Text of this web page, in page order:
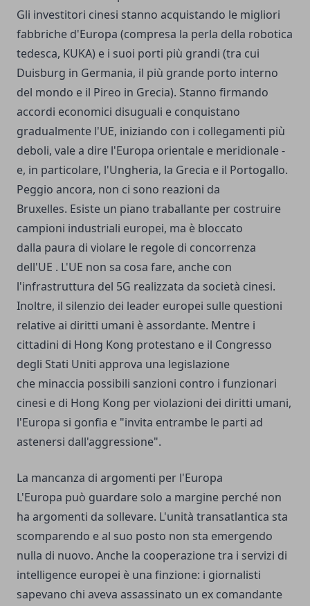
Gli investitori cinesi stanno acquistando le migliori
fabbriche d'Europa (compresa la perla della robotica
tedesca, KUKA) e i suoi porti più grandi (tra cui
Duisburg in Germania, il più grande porto interno
del mondo e il Pireo in Grecia). Stanno firmando
accordi economici disuguali e conquistano
gradualmente l'UE, iniziando con i collegamenti più
deboli, vale a dire l'Europa orientale e meridionale -
e, in particolare, l'Ungheria, la Grecia e il Portogallo.
Peggio ancora, non ci sono reazioni da
Bruxelles. Esiste un piano traballante per costruire
campioni industriali europei, ma è bloccato
dalla paura di violare le regole di concorrenza
dell'UE . L'UE non sa cosa fare, anche con
l'infrastruttura del 5G realizzata da società cinesi.
Inoltre, il silenzio dei leader europei sulle questioni
relative ai diritti umani è assordante. Mentre i
cittadini di Hong Kong protestano e il Congresso
degli Stati Uniti approva una legislazione
che minaccia possibili sanzioni contro i funzionari
cinesi e di Hong Kong per violazioni dei diritti umani,
l'Europa si gonfia e "invita entrambe le parti ad
astenersi dall'aggressione".
La mancanza di argomenti per l'Europa
L'Europa può guardare solo a margine perché non
ha argomenti da sollevare. L'unità transatlantica sta
scomparendo e al suo posto non sta emergendo
nulla di nuovo. Anche la cooperazione tra i servizi di
intelligence europei è una finzione: i giornalisti
sapevano chi aveva assassinato un ex comandante